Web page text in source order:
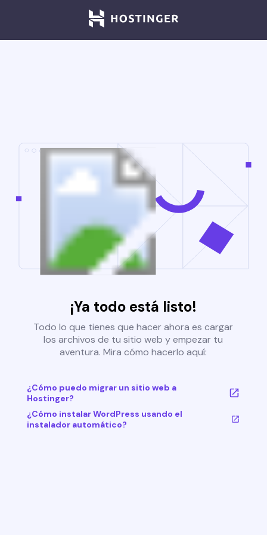
¡Ya todo está listo!
Todo lo que tienes que hacer ahora es cargar
los archivos de tu sitio web y empezar tu
aventura. Mira cómo hacerlo aquí:
¿Cómo puedo migrar un sitio web a
Hostinger?
¿Cómo instalar WordPress usando el
instalador automático?